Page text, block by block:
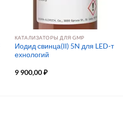
КАТАЛИЗАТОРЫ ДЛЯ GMP
Иодид свинца(II) 5N для LED-т
ехнологий
9 900,00₽